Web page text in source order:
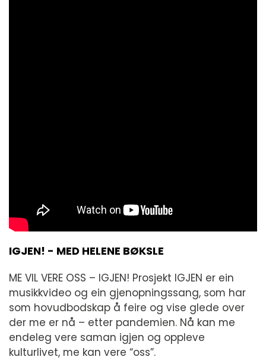
IGJEN! - MED HELENE BØKSLE
ME VIL VERE OSS – IGJEN! Prosjekt IGJEN er ein
musikkvideo og ein gjenopningssang, som har
som hovudbodskap å feire og vise glede over
der me er nå – etter pandemien. Nå kan me
endeleg vere saman igjen og oppleve
kulturlivet, me kan vere “oss”.